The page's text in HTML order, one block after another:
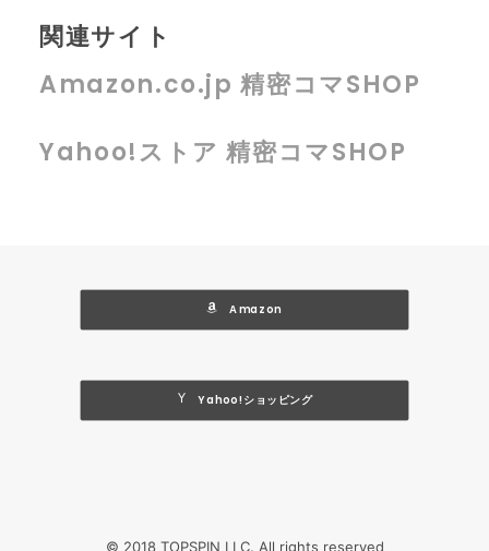
関連サイト
Amazon.co.jp 精密コマSHOP
Yahoo!ストア 精密コマSHOP
Amazon
Yahoo!ショッピング
© 2018 TOPSPIN LLC. All rights reserved